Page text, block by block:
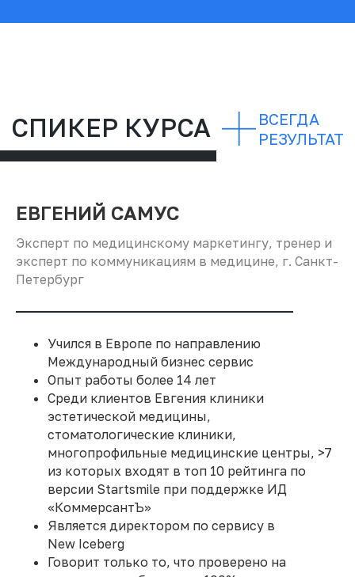
ЕВГЕНИЙ САМУС
Эксперт по медицинскому маркетингу, тренер и
эксперт по коммуникациям в медицине, г. Санкт-
Петербург
Учился в Европе по направлению
Международный бизнес сервис
Опыт работы более 14 лет
Среди клиентов Евгения клиники
эстетической медицины,
стоматологические клиники,
многопрофильные медицинские центры, >7
из которых входят в топ 10 рейтинга по
версии Startsmile при поддержке ИД
«КоммерсантЪ»
Является директором по сервису в
New Iceberg
Говорит только то, что проверено на
РЕЗУЛЬТАТ
ОТЗЫВЫ